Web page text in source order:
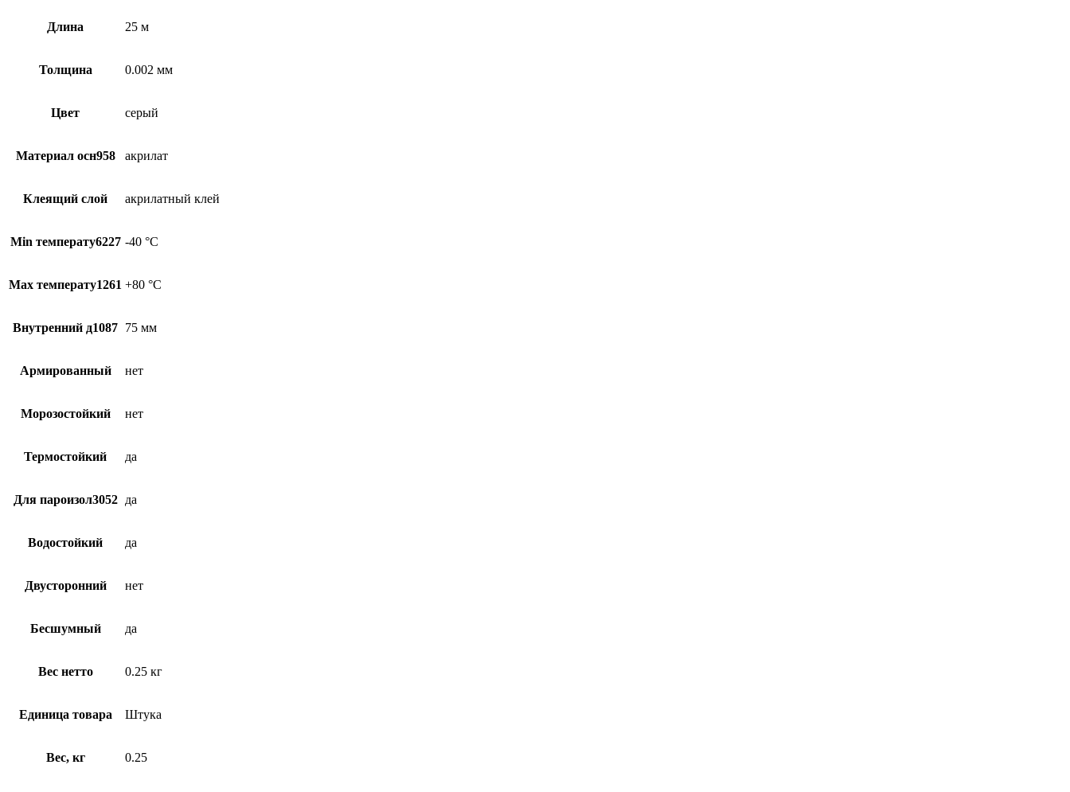
Длина 25 м
Толщина 0.002 мм
Цвет серый
Материал осн958 акрилат
Клеящий слой акрилатный клей
Min температу6227 -40 °С
Max температу1261 +80 °С
Внутренний д1087 75 мм
Армированный нет
Морозостойкий нет
Термостойкий да
Для пароизол3052 да
Водостойкий да
Двусторонний нет
Бесшумный да
Вес нетто 0.25 кг
Единица товара Штука
Вес, кг 0.25